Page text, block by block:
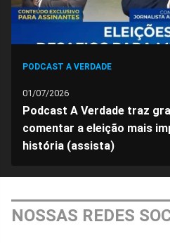
PODCAST A VERDADE
01/07/2026
Podcast A Verdade traz
comentar a eleição mais
história (assista)
NOSSAS REDES